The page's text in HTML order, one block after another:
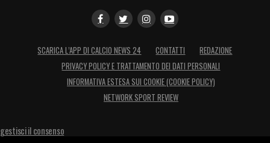
SCARICA L’APP DI CALCIO NEWS 24 CONTATTI
REDAZIONE
PRIVACY POLICY E TRATTAMENTO DEI DATI PERSONALI
INFORMATIVA ESTESA SUI COOKIE (COOKIE POLICY)
NETWORK SPORT REVIEW
gestisci il consenso